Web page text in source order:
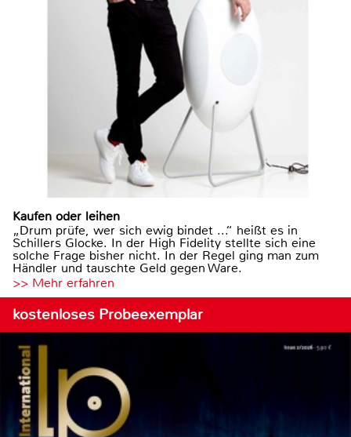
Kaufen oder leihen
„Drum prüfe, wer sich ewig bindet ...“ heißt es in
Schillers Glocke. In der High Fidelity stellte sich eine
solche Frage bisher nicht. In der Regel ging man zum
Händler und tauschte Geld gegen Ware.
>> Mehr erfahren
kostenloses Probeexemplar